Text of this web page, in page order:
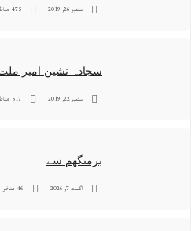
ستمبر 26, 2019 475 مناظر
ستمبر 22, 2019 517 مناظر
برمنگھم سے
اگست 7, 2026 46 مناظر